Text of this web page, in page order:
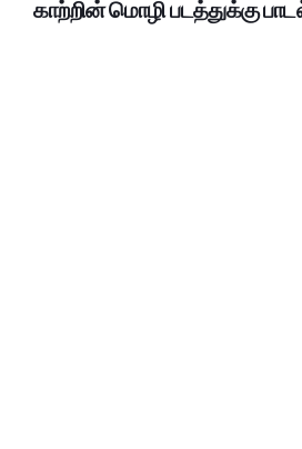
காற்றின் மொழி படத்துக்கு